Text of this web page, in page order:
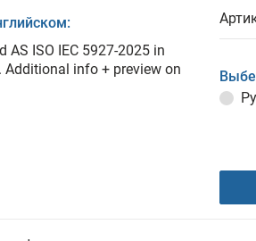
AS ISO IEC 5927-2025 in
Additional info + preview on